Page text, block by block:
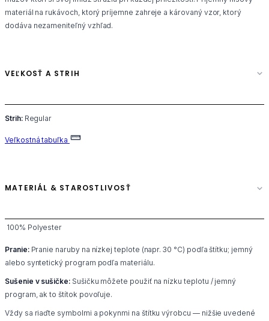
materiál na rukávoch, ktorý príjemne zahreje a károvaný vzor, ktorý
dodáva nezameniteľný vzhľad.
VEĽKOSŤ A STRIH
Strih:Regular
Veľkostná tabuľka
MATERIÁL & STAROSTLIVOSŤ
100% Polyester
Pranie:Pranie naruby na nízkej teplote (napr. 30 °C) podľa štítku; jemný
alebo syntetický program podľa materiálu.
Sušenie v sušičke:Sušičku môžete použiť na nízku teplotu / jemný
program, ak to štítok povoľuje.
Vždy sa riaďte symbolmi a pokynmi na štítku výrobcu — nižšie uvedené